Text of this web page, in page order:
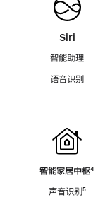
Siri
智能助理
语音识别
智能家居中枢脚
⁴
声音识别脚
⁵